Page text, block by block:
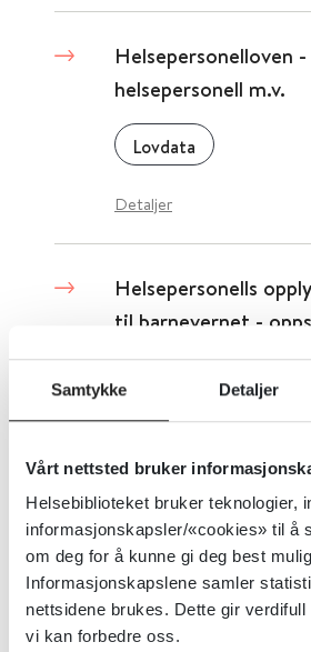
Samtykke Detaljer
Vårt nettsted bruker
Helsebiblioteket bruker teknologier,
informasjonskapsler/«cookies» til å
om deg for å kunne gi deg best
Informasjonskapslene samler
nettsidene brukes. Dette gir
vi kan forbedre oss.
Helsepersonelloven
helsepersonell m.v.
Lovdata
Detaljer
Helsepersonells
til barnevernet -
kunnskap fra tilsyn
Detaljer
digitalisering i helse-
omsorgstjenesten